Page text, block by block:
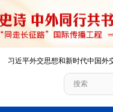
习近平外交思想和新时代中国外